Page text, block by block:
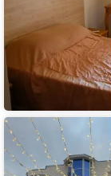
Гостиница
Баязет